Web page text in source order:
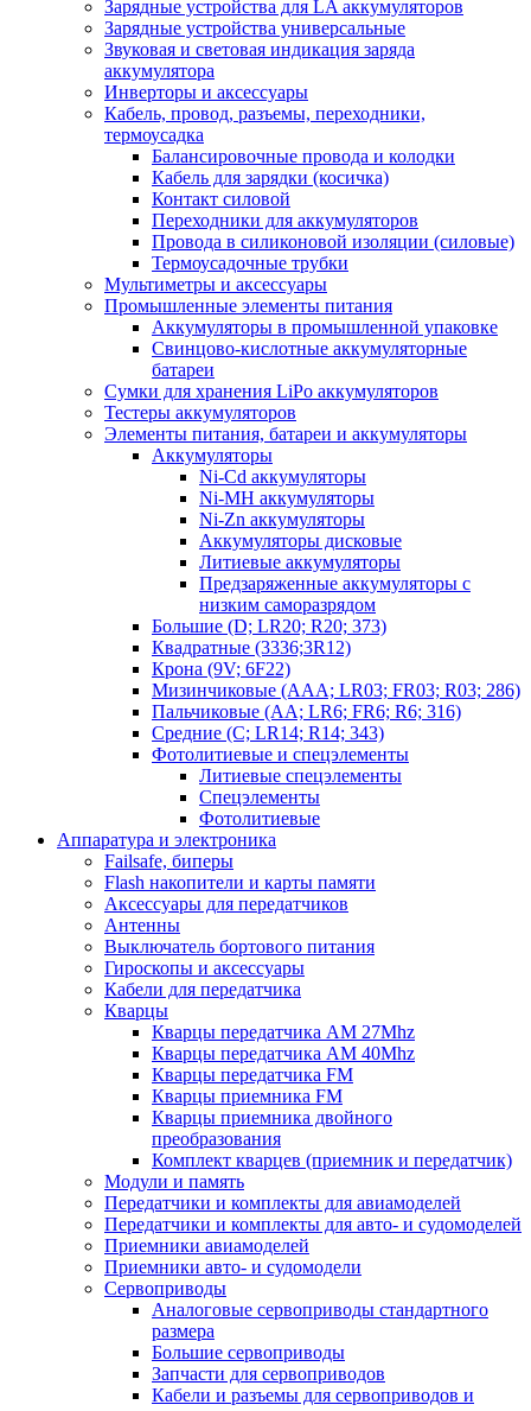
Зарядные устройства для LA аккумуляторов
Зарядные устройства универсальные
Звуковая и световая индикация заряда
аккумулятора
Инверторы и аксессуары
Кабель, провод, разъемы, переходники,
термоусадка
Балансировочные провода и колодки
Кабель для зарядки (косичка)
Контакт силовой
Переходники для аккумуляторов
Провода в силиконовой изоляции (силовые)
Термоусадочные трубки
Мультиметры и аксессуары
Промышленные элементы питания
Аккумуляторы в промышленной упаковке
Свинцово-кислотные аккумуляторные
батареи
Сумки для хранения LiPo аккумуляторов
Тестеры аккумуляторов
Элементы питания, батареи и аккумуляторы
Аккумуляторы
Ni-Cd аккумуляторы
Ni-MH аккумуляторы
Ni-Zn аккумуляторы
Аккумуляторы дисковые
Литиевые аккумуляторы
Предзаряженные аккумуляторы с
низким саморазрядом
Большие (D; LR20; R20; 373)
Квадратные (3336;3R12)
Крона (9V; 6F22)
Мизинчиковые (AAA; LR03; FR03; R03; 286)
Пальчиковые (AA; LR6; FR6; R6; 316)
Средние (C; LR14; R14; 343)
Фотолитиевые и спецэлементы
Литиевые спецэлементы
Спецэлементы
Фотолитиевые
Аппаратура и электроника
Failsafe, биперы
Flash накопители и карты памяти
Аксессуары для передатчиков
Антенны
Выключатель бортового питания
Гироскопы и аксессуары
Кабели для передатчика
Кварцы
Кварцы передатчика AM 27Mhz
Кварцы передатчика AM 40Mhz
Кварцы передатчика FM
Кварцы приемника FM
Кварцы приемника двойного
преобразования
Комплект кварцев (приемник и передатчик)
Модули и память
Передатчики и комплекты для авиамоделей
Передатчики и комплекты для авто- и судомоделей
Приемники авиамоделей
Приемники авто- и судомодели
Сервоприводы
Аналоговые сервоприводы стандартного
размера
Большие сервоприводы
Запчасти для сервоприводов
Кабели и разъемы для сервоприводов и